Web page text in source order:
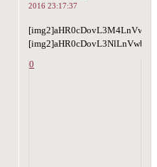
2016 23:17:37
0